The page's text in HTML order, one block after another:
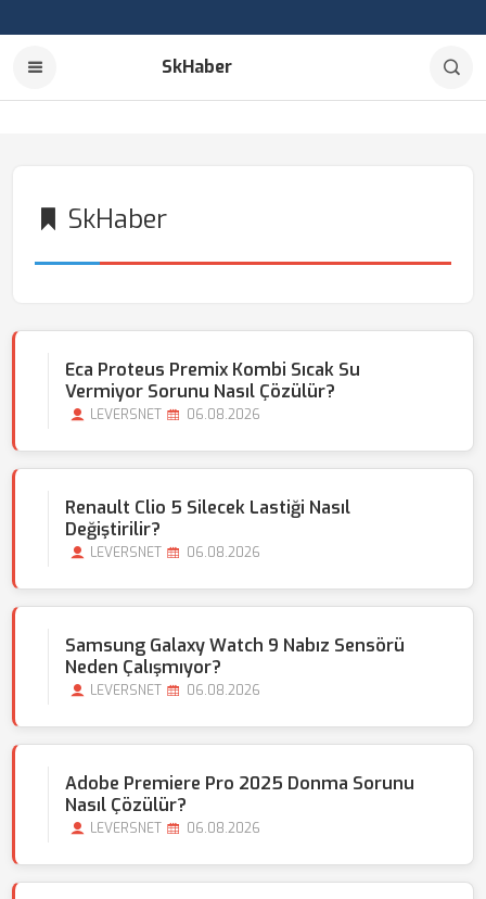
SkHaber
SkHaber
Eca Proteus Premix Kombi Sıcak Su
Vermiyor Sorunu Nasıl Çözülür?
LEVERSNET 06.08.2026
Renault Clio 5 Silecek Lastiği Nasıl
Değiştirilir?
LEVERSNET 06.08.2026
Samsung Galaxy Watch 9 Nabız Sensörü
Neden Çalışmıyor?
LEVERSNET 06.08.2026
Adobe Premiere Pro 2025 Donma Sorunu
Nasıl Çözülür?
LEVERSNET 06.08.2026